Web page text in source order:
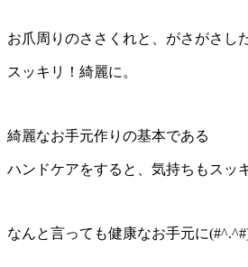
お爪周りのささくれと、がさがさし
スッキリ！綺麗に。
綺麗なお手元作りの基本である
ハンドケアをすると、気持ちもスッ
なんと言っても健康なお手元に